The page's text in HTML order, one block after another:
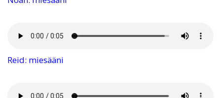
Reid: miesääni